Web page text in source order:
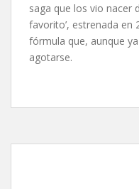
saga que los vio nacer
favorito’, estrenada en
fórmula que, aunque
agotarse.